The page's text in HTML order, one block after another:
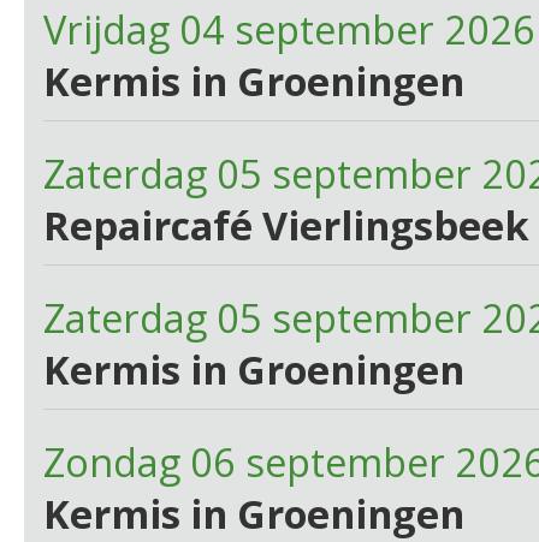
Vrijdag 04 september
Kermis in Groeningen
Zaterdag 05 september
Repaircafé
Zaterdag 05 september
Kermis in Groeningen
Zondag 06 september
Kermis in Groeningen